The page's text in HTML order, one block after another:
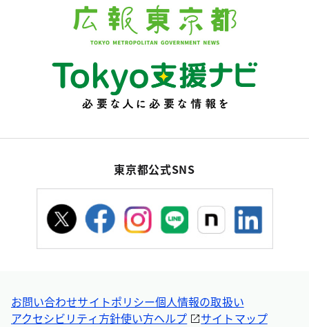
東京都公式SNS
お問い合わせサイトポリシー個人情報の取扱い
アクセシビリティ方針使い方ヘルプ サイトマップ